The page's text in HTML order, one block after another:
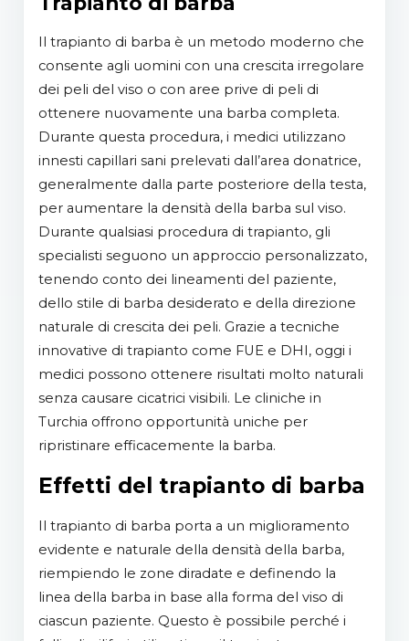
Il trapianto di barba è un metodo moderno che
consente agli uomini con una crescita irregolare
dei peli del viso o con aree prive di peli di
ottenere nuovamente una barba completa.
Durante questa procedura, i medici utilizzano
innesti capillari sani prelevati dall’area donatrice,
generalmente dalla parte posteriore della testa,
per aumentare la densità della barba sul viso.
Durante qualsiasi procedura di trapianto, gli
specialisti seguono un approccio personalizzato,
tenendo conto dei lineamenti del paziente,
dello stile di barba desiderato e della direzione
naturale di crescita dei peli. Grazie a tecniche
innovative di trapianto come FUE e DHI, oggi i
medici possono ottenere risultati molto naturali
senza causare cicatrici visibili. Le cliniche in
Turchia offrono opportunità uniche per
ripristinare efficacemente la barba.
Effetti del trapianto di barba
Il trapianto di barba porta a un miglioramento
evidente e naturale della densità della barba,
riempiendo le zone diradate e definendo la
linea della barba in base alla forma del viso di
ciascun paziente. Questo è possibile perché i